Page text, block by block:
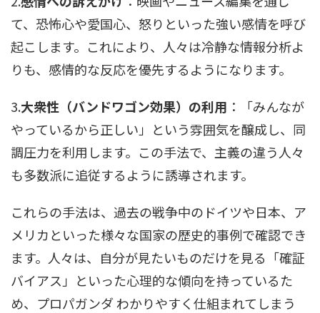
て、恐怖心や愛国心、怒りといった強い感情を呼び
起こします。これにより、人々は冷静な情報分析よ
りも、感情的な反応を優先するようになります。
3.大衆性（バンドワゴン効果）の利用 ：「みんなが
やっているから正しい」という雰囲気を醸成し、同
調圧力を利用します。この手法で、主義の違う人々
も多数派に追従するように誘導されます。
これらの手法は、過去の戦争中のドイツや日本、ア
メリカといった様々な国家の歴史的事例で確認でき
ます。人々は、自分が見たいものだけを見る「確証
バイアス」といった心理的な傾向を持っているた
め、プロパガンダ わかりやすく仕組まれてしまう